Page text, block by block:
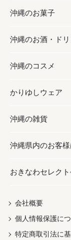
お肉
海産物
缶詰／パウチ
沖縄料理
沖縄そば／乾麺
レトルト食品
乾物／粉類
調味料
砂糖／黒砂糖
塩
お酢／ドレッシ
しょうゆ
みそ
だし／スパイ
沖縄のお菓子
お菓子
黒糖
ちんすこう
伝統菓子
スナック
おつまみ
紅芋
沖縄のお酒・ドリ
お酒・ドリンク
泡盛
ビール・チュー
ワイン・ウィス
ドリンク
茶葉
沖縄のコスメ
コスメ
スキンケア
ボディケア
ヘアケア
UVケア
かりゆしウェア
かりゆしウェア
メンズ
レディース
沖縄の雑貨
雑貨
沖縄ファッシ
伝統工芸品
沖縄県内のお客
おきなわセレク
会社概要
個人情報保護に
特定商取引法に